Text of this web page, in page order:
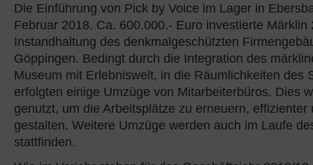
Die Einführung von Pick by Voice im Lager in
Februar 2018. Ca. 600.000.- Euro investierte Märklin
Instandhaltung des denkmalgeschützten
Göppingen. Bedingt durch die Integration des
Museum mit Erlebniswelt, in die Räumlichkeiten des
erfolgten einige Umzüge von Mitarbeiterbüros. Dies
genutzt, um die Arbeitsplätze zu erneuern, effizienter
gestalten. Weitere Umzüge werden auch im Laufe
stattfinden.